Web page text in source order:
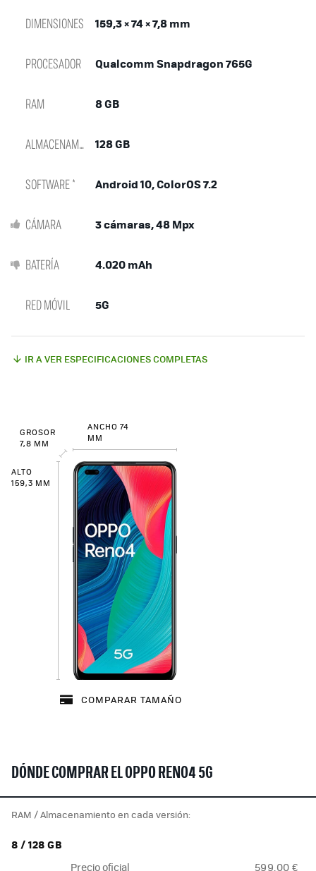
DIMENSIONES 159,3 × 74 × 7,8 mm
PROCESADOR Qualcomm Snapdragon 765G
RAM 8 GB
ALMACENAMIENTO 128 GB
SOFTWARE * Android 10, ColorOS 7.2
CÁMARA 3 cámaras, 48 Mpx
BATERÍA 4.020 mAh
RED MÓVIL 5G
IR A VER ESPECIFICACIONES COMPLETAS
GROSOR
7,8 MM
ANCHO 74
MM
ALTO
159,3 MM
COMPARAR TAMAÑO
DÓNDE COMPRAR EL OPPO RENO4 5G
RAM / Almacenamiento en cada versión:
8 / 128 GB
Precio oficial 599,00 €